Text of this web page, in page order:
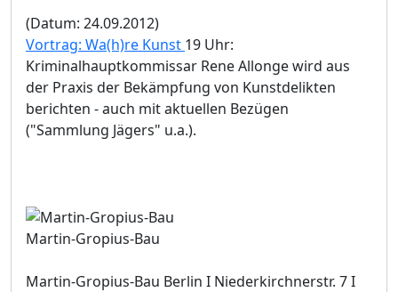
(Datum: 24.09.2012)
Vortrag: Wa(h)re Kunst 19 Uhr:
Kriminalhauptkommissar Rene Allonge wird aus
der Praxis der Bekämpfung von Kunstdelikten
berichten - auch mit aktuellen Bezügen
("Sammlung Jägers" u.a.).
Martin-Gropius-Bau
Martin-Gropius-Bau Berlin I Niederkirchnerstr. 7 I